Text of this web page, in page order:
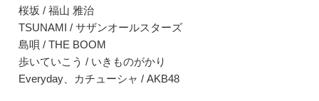
桜坂 / 福山 雅治
TSUNAMI / サザンオールスターズ
島唄 / THE BOOM
歩いていこう / いきものがかり
Everyday、カチューシャ / AKB48